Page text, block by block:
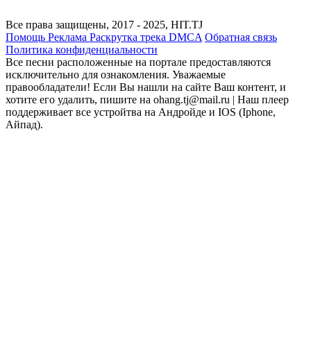
Все права защищены, 2017 - 2025, HIT.TJ
Помощь Реклама Раскрутка трека DMCA Обратная связь
Политика конфиденциальности
Все песни расположенные на портале предоставляются
исключительно для ознакомления. Уважаемые
правообладатели! Если Вы нашли на сайте Ваш контент, и
хотите его удалить, пишите на ohang.tj@mail.ru | Наш плеер
поддерживает все устройтва на Андройде и IOS (Iphone,
Айпад).